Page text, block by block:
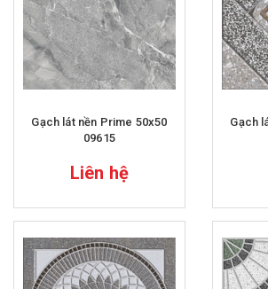
Gạch lát nền Prime 50x50
09615
Liên hệ
Gạch